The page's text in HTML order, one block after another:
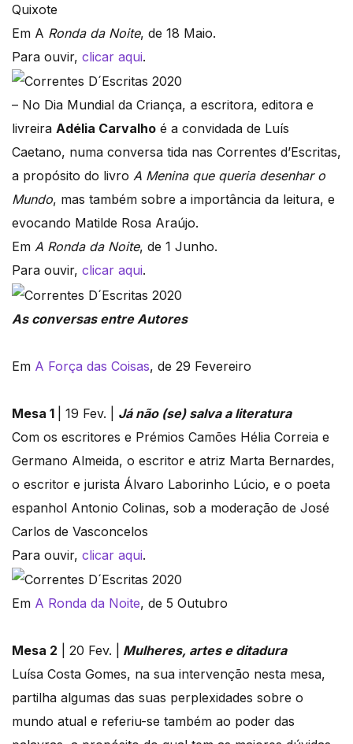
Quixote
Em A Ronda da Noite, de 18 Maio.
Para ouvir, clicar aqui.
– No Dia Mundial da Criança, a escritora, editora e
livreira Adélia Carvalho é a convidada de Luís
Caetano, numa conversa tida nas Correntes d’Escritas,
a propósito do livro A Menina que queria desenhar o
Mundo, mas também sobre a importância da leitura, e
evocando Matilde Rosa Araújo.
Em A Ronda da Noite, de 1 Junho.
Para ouvir, clicar aqui.
As conversas entre Autores
Em A Força das Coisas, de 29 Fevereiro
Mesa 1 | 19 Fev. | Já não (se) salva a literatura
Com os escritores e Prémios Camões Hélia Correia e
Germano Almeida, o escritor e atriz Marta Bernardes,
o escritor e jurista Álvaro Laborinho Lúcio, e o poeta
espanhol Antonio Colinas, sob a moderação de José
Carlos de Vasconcelos
Para ouvir, clicar aqui.
Em A Ronda da Noite, de 5 Outubro
Mesa 2 | 20 Fev. |
Mulheres, artes e ditadura
Luísa Costa Gomes, na sua intervenção nesta mesa,
partilha algumas das suas perplexidades sobre o
mundo atual e referiu-se também ao poder das